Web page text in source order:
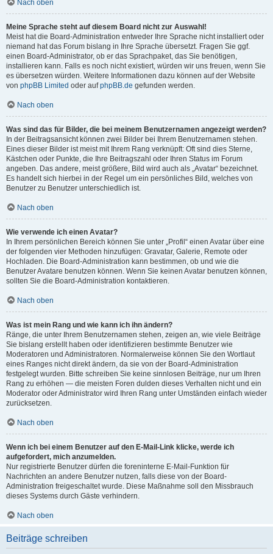
Nach oben
Meine Sprache steht auf diesem Board nicht zur Auswahl!
Meist hat die Board-Administration entweder Ihre Sprache nicht installiert oder
niemand hat das Forum bislang in Ihre Sprache übersetzt. Fragen Sie ggf.
einen Board-Administrator, ob er das Sprachpaket, das Sie benötigen,
installieren kann. Falls es noch nicht existiert, würden wir uns freuen, wenn Sie
es übersetzen würden. Weitere Informationen dazu können auf der Website
von phpBB Limited oder aufphpBB.de gefunden werden.
Nach oben
Was sind das für Bilder, die bei meinem Benutzernamen angezeigt werden?
In der Beitragsansicht können zwei Bilder bei Ihrem Benutzernamen stehen.
Eines dieser Bilder ist meist mit Ihrem Rang verknüpft: Oft sind dies Sterne,
Kästchen oder Punkte, die Ihre Beitragszahl oder Ihren Status im Forum
angeben. Das andere, meist größere, Bild wird auch als „Avatar“ bezeichnet.
Es handelt sich hierbei in der Regel um ein persönliches Bild, welches von
Benutzer zu Benutzer unterschiedlich ist.
Nach oben
Wie verwende ich einen Avatar?
In Ihrem persönlichen Bereich können Sie unter „Profil“ einen Avatar über eine
der folgenden vier Methoden hinzufügen: Gravatar, Galerie, Remote oder
Hochladen. Die Board-Administration kann bestimmen, ob und wie die
Benutzer Avatare benutzen können. Wenn Sie keinen Avatar benutzen können,
sollten Sie die Board-Administration kontaktieren.
Nach oben
Was ist mein Rang und wie kann ich ihn ändern?
Ränge, die unter Ihrem Benutzernamen stehen, zeigen an, wie viele Beiträge
Sie bislang erstellt haben oder identifizieren bestimmte Benutzer wie
Moderatoren und Administratoren. Normalerweise können Sie den Wortlaut
eines Ranges nicht direkt ändern, da sie von der Board-Administration
festgelegt wurden. Bitte schreiben Sie keine sinnlosen Beiträge, nur um Ihren
Rang zu erhöhen — die meisten Foren dulden dieses Verhalten nicht und ein
Moderator oder Administrator wird Ihren Rang unter Umständen einfach wieder
zurücksetzen.
Nach oben
Wenn ich bei einem Benutzer auf den E-Mail-Link klicke, werde ich
aufgefordert, mich anzumelden.
Nur registrierte Benutzer dürfen die foreninterne E-Mail-Funktion für
Nachrichten an andere Benutzer nutzen, falls diese von der Board-
Administration freigeschaltet wurde. Diese Maßnahme soll den Missbrauch
dieses Systems durch Gäste verhindern.
Nach oben
Beiträge schreiben